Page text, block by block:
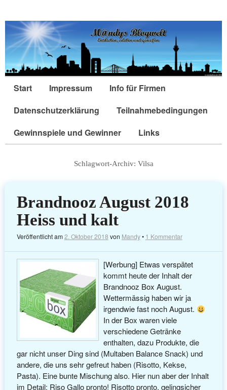
Start Impressum
Info für Firmen
Datenschutzerklärung
Teilnahmebedingungen
Gewinnspiele und Gewinner
Links
Schlagwort-Archiv: Vilsa
Brandnooz August 2018
Heiss und kalt
Veröffentlicht am2. Oktober 2018 von Mandy• 1 Kommentar
[Werbung] Etwas verspätet
kommt heute der Inhalt der
Brandnooz Box August.
Wettermässig haben wir ja
irgendwie fast noch August.
In der Box waren viele
verschiedene Getränke
enthalten, dazu Produkte, die
gar nicht unser Ding sind (Multaben Balance Snack) und
andere, die uns sehr gefreut haben (Risotto, Kekse,
Pasta). Eine bunte Mischung also. Hier nun aber der Inhalt
im Detail: Riso Gallo pronto! Risotto pronto, gelingsicher